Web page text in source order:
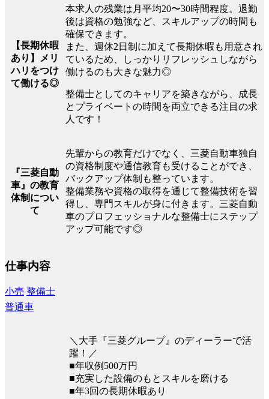
【長期休暇
あり】メリ
ハリをつけ
て働ける◎
本求人の残業は月平均20〜30時間程度。退勤
後は資格の勉強など、スキルアップの時間も
確保できます。
また、週休2日制に加えて長期休暇も用意され
ているため、しっかりリフレッシュしながら
働けるのも大きな魅力◎
整備士としてのキャリアを築きながら、成長
とプライベートの時間を両立できる注目の求
人です！
『三菱自動
車』の教育
体制につい
て
先輩からの教育だけでなく、三菱自動車独自
の資格制度や通信教育も受けることができ、
バックアップ体制も整っています。
整備業務や資格の取得を通じて整備技術を習
得し、専門スキルが身に付きます。三菱自動
車のプロフェッショナルな整備士にステップ
アップ可能です◎
仕事内容
小売 整備士
普通車
＼大手『三菱グループ』のディーラーで活
躍！／
■年収例500万円
■充実した設備のもとスキルを磨ける
■年3回の長期休暇あり